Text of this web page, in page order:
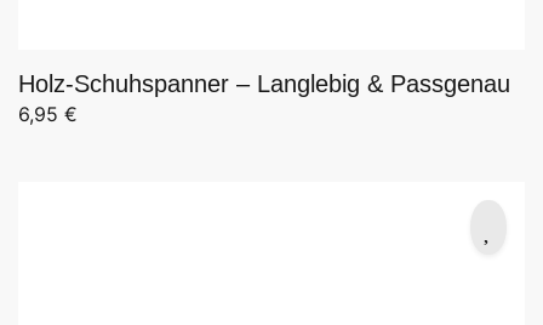
Holz-Schuhspanner – Langlebig & Passgenau
6,95 €